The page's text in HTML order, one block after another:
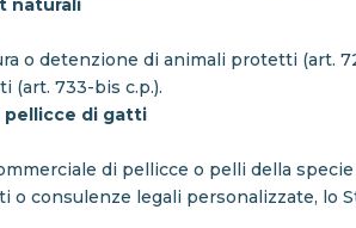
naturali
o detenzione di animali protetti (art.
(art. 733-bis c.p.).
pellicce di gatti
di pellicce o pelli della specie
consulenze legali personalizzate, lo